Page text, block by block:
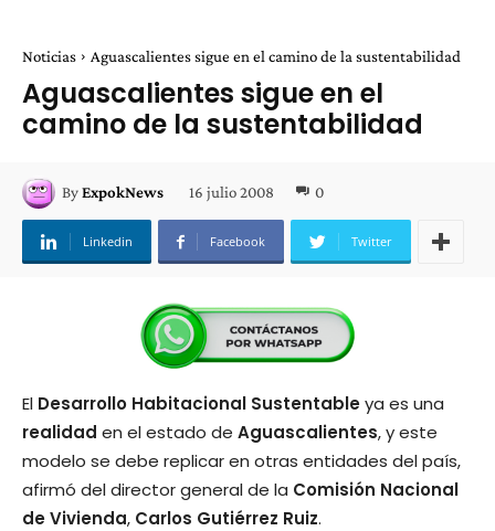
Noticias Aguascalientes sigue en el camino de la sustentabilidad
Aguascalientes sigue en el
camino de la sustentabilidad
ByExpokNews 16 julio 2008 0
Linkedin Facebook Twitter
El Desarrollo Habitacional Sustentableya es una
realidad en el estado de Aguascalientes, y este
modelo se debe replicar en otras entidades del país,
afirmó del director general de la Comisión Nacional
de Vivienda, Carlos Gutiérrez Ruiz.